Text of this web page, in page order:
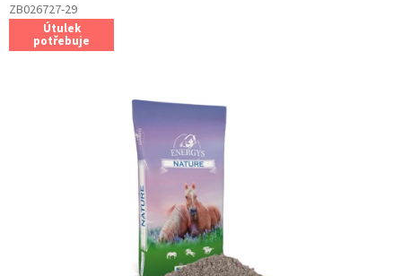
ZB026727-29
Útulek
potřebuje